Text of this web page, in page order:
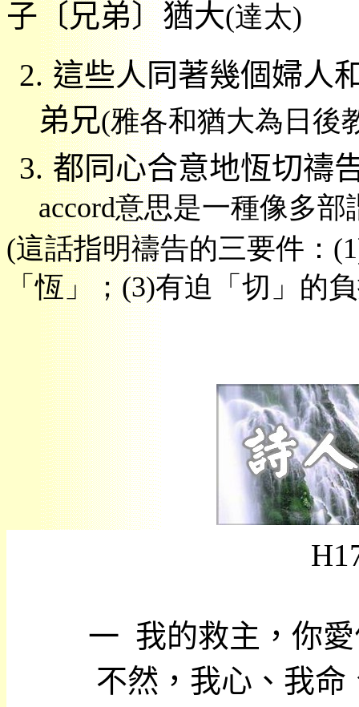
子〔兄弟〕猶大(達太)
2. 這些人同著幾個婦人
弟兄(雅各和猶大為日後
3. 都同心合意地恆切禱
accord意思是一種像多部
(這話指明禱告的三要件 ：
「恆」；(3)有迫「切」的
一 我的救主，你
不然，我心、我